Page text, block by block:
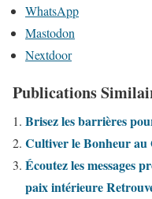
WhatsApp
Mastodon
Nextdoor
Publications
Brisez les barrières
Cultiver le Bonheur au
Écoutez les messages
paix intérieure